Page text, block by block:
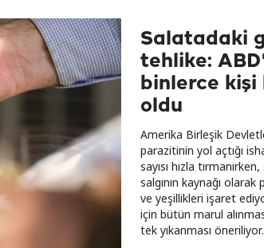
Salatadaki
tehlike:
binlerce
oldu
Amerika Birleşik
parazitinin yol açtığı
sayısı hızla
salgının kaynağı
ve yeşillikleri işaret
için bütün marul
tek yıkanması öneriliyor.